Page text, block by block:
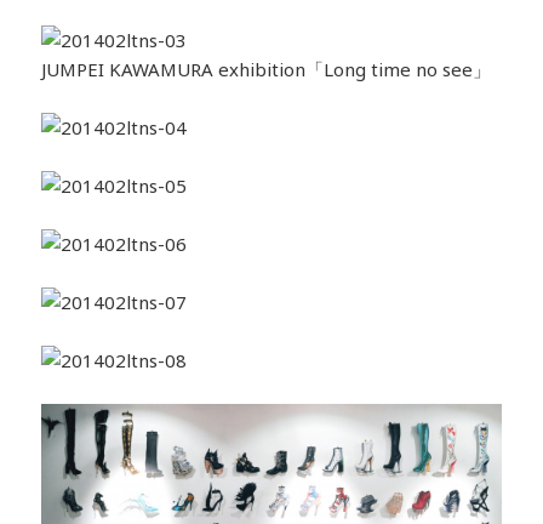
JUMPEI KAWAMURA exhibition「Long time no see」